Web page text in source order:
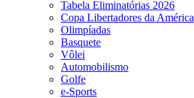
Tabela Eliminatórias 2026
Copa Libertadores da América
Olimpíadas
Basquete
Vôlei
Automobilismo
Golfe
e-Sports